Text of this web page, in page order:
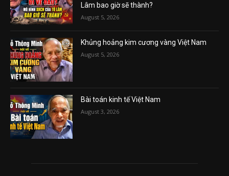
Lâm bao giờ sẽ thành?
August 5, 2026
Khủng hoảng kim cương vàng Việt Nam
August 5, 2026
Bài toán kinh tế Việt Nam
August 3, 2026